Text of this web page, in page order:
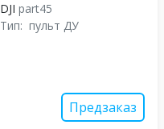
DJI part45
Тип: пульт ДУ
Предзаказ